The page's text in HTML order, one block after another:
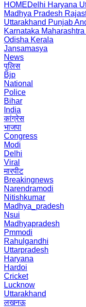
HOMEDelhi Haryana
Madhya Pradesh
Uttarakhand Punjab
Karnataka Maharashtra
Odisha Kerala
Jansamasya
News
पुलिस
Bjp
National
Police
Bihar
India
कांग्रेस
भाजपा
Congress
Modi
Delhi
Viral
मारपीट
Breakingnews
Narendramodi
Nitishkumar
Madhya_pradesh
Nsui
Madhyapradesh
Pmmodi
Rahulgandhi
Uttarpradesh
Haryana
Hardoi
Cricket
Lucknow
Uttarakhand
लखनऊ